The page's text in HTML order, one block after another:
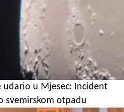
udario u Mjesec: Incident
svemirskom otpadu